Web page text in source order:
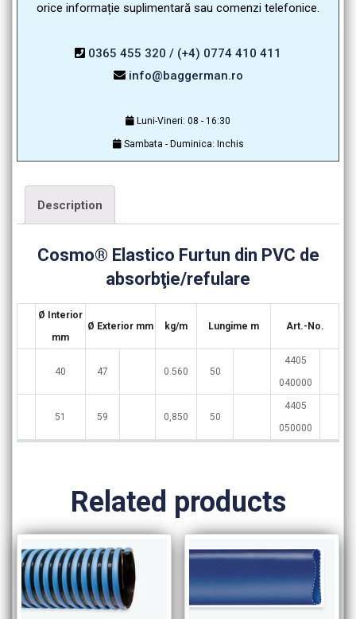
orice informație suplimentară sau comenzi telefonice.
0365 455 320 / (+4) 0774 410 411
info@baggerman.ro
Luni-Vineri: 08 - 16:30
Sambata - Duminica: Inchis
Description
Cosmo® Elastico Furtun din PVC de
absorbţie/refulare
Ø Interior
mm
Ø Exterior mm kg/m Lungime m Art.-No.
40 47 0.560 50
4405
040000
51 59 0,850 50
4405
050000
Related products